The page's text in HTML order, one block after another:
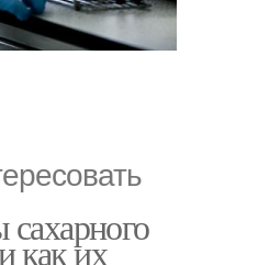
как их